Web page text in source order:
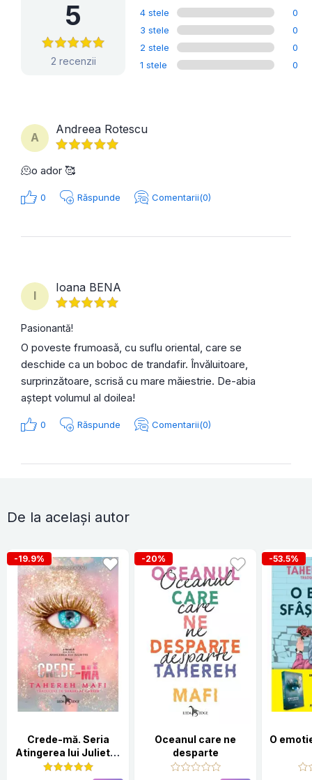
5
2 recenzii
4 stele
0
3 stele
0
2 stele
0
1 stele
0
A
Andreea Rotescu
🫠o ador 🥰
0 Răspunde Comentarii(0)
I
Ioana BENA
Pasionantă!
O poveste frumoasă, cu suflu oriental, care se
deschide ca un boboc de trandafir. Învăluitoare,
surprinzătoare, scrisă cu mare măiestrie. De-abia
aștept volumul al doilea!
0 Răspunde Comentarii(0)
De la același autor
-19.9%
Crede-mă. Seria
Atingerea lui Juliette
Vol.7
-20%
Oceanul care ne
desparte
-53.5%
O